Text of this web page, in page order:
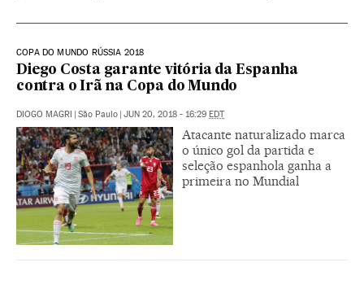
COPA DO MUNDO RÚSSIA 2018
Diego Costa garante vitória da Espanha
contra o Irã na Copa do Mundo
DIOGO MAGRI São Paulo JUN 20, 2018 - 16:29 EDT
Atacante naturalizado marca
o único gol da partida e
seleção espanhola ganha a
primeira no Mundial